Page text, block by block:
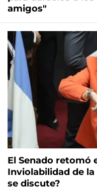
amigos"
El Senado retomó
Inviolabilidad de
se discute?